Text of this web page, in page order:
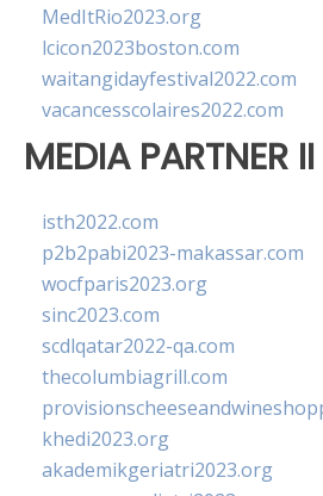
MedItRio2023.org
lcicon2023boston.com
waitangidayfestival2022.com
vacancesscolaires2022.com
MEDIA PARTNER II
isth2022.com
p2b2pabi2023-makassar.com
wocfparis2023.org
sinc2023.com
scdlqatar2022-qa.com
thecolumbiagrill.com
khedi2023.org
akademikgeriatri2023.org